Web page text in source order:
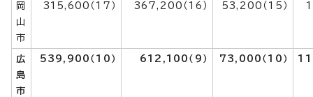
岡
山
市
315,600（17） 367,200（16） 53,200（15）
広
島
市
539,900（10） 612,100（9） 73,000（10）